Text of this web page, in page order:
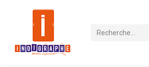
Recherche